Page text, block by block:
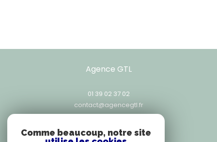
Agence GTL
01 39 02 37 02
contact@agencegtl.fr
25, rue Exelmans
versailles
Comme beaucoup, notre site